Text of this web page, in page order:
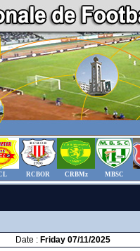
RCBOR CRBMz MBSC
Date : Friday 07/11/2025